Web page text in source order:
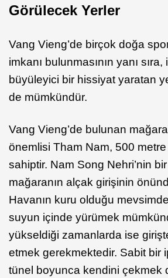
Görülecek Yerler
Vang Vieng’de birçok doğa
imkanı bulunmasının yanı
büyüleyici bir hissiyat yaratan
de mümkündür.
Vang Vieng’de bulunan mağara
önemlisi Tham Nam, 500
sahiptir. Nam Song Nehri’nin
mağaranın alçak girişinin
Havanın kuru olduğu
suyun içinde yürümek
yükseldiği zamanlarda ise
etmek gerekmektedir. Sabit bir
tünel boyunca kendini çekmek